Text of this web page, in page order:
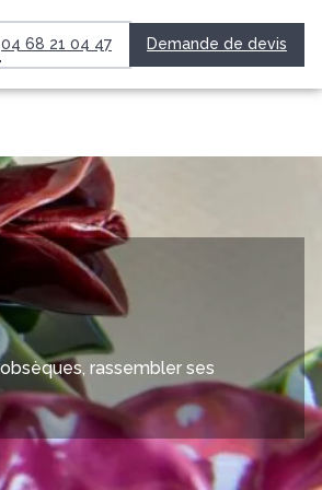
04 68 21 04 47 Demande de devis
ESPACES
HOMMAGES
BOUTIQUE EN
LIGNE
rassembler ses